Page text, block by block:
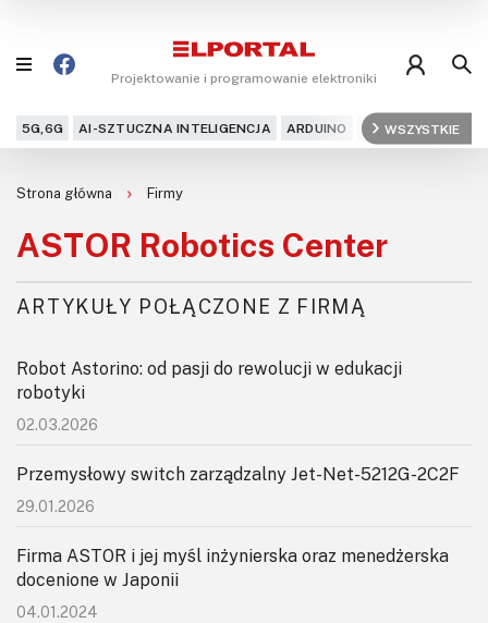
Projektowanie i programowanie elektroniki
5G,6G AI-SZTUCZNA INTELIGENCJA ARDUINO ARM AUDIO
WSZYSTKIE
Projekty
Czytelnia
KITy AVT
Newsletter
Strona główna Firmy
ASTOR Robotics Center
ARTYKUŁY POŁĄCZONE Z FIRMĄ
Robot Astorino: od pasji do rewolucji w edukacji
robotyki
02.03.2026
Przemysłowy switch zarządzalny Jet-Net-5212G-2C2F
29.01.2026
Firma ASTOR i jej myśl inżynierska oraz menedżerska
docenione w Japonii
04.01.2024